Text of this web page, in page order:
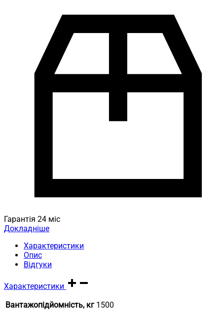
Гарантія 24 міс
Докладніше
Характеристики
Опис
Відгуки
Характеристики
Вантажопідйомність, кг 1500